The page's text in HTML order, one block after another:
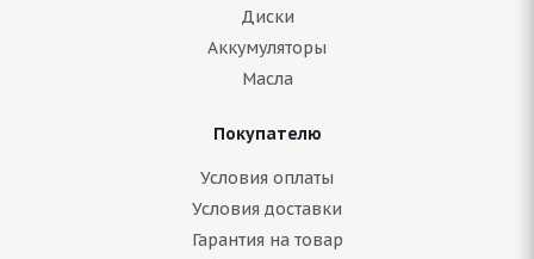
Bridgestone Blizzak DM V3 255/60 R18 112S
Диски
Аккумуляторы
Масла
Покупателю
Условия оплаты
Условия доставки
Гарантия на товар